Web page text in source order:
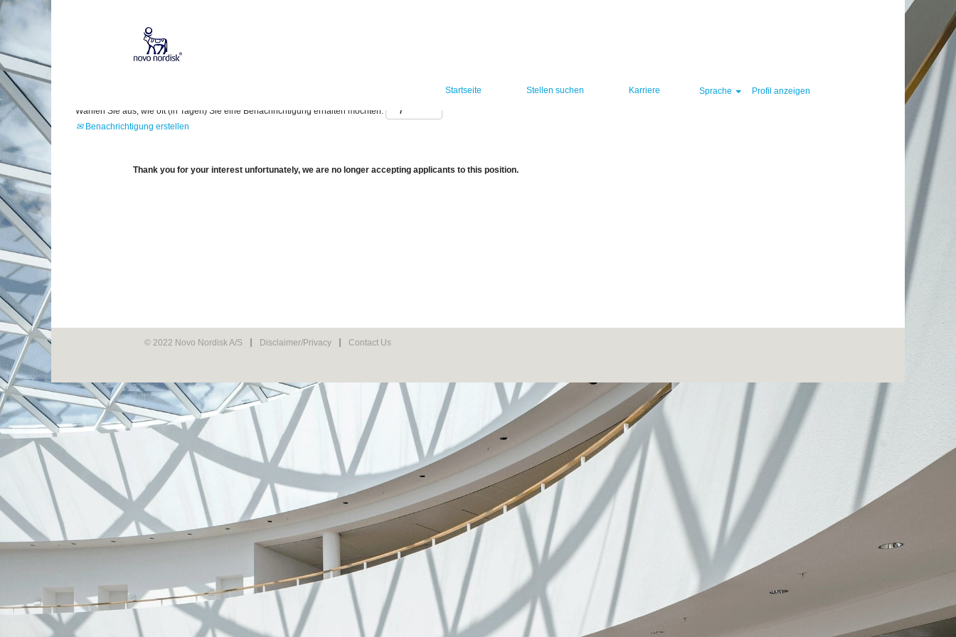
Startseite Stellen suchen Karriere Sprache Profil anzeigen
Mehr Optionen anzeigen
Wählen Sie aus, wie oft (in Tagen) Sie eine Benachrichtigung erhalten möchten:
Benachrichtigung erstellen
Thank you for your interest unfortunately, we are no longer accepting applicants to this position.
© 2022 Novo Nordisk A/S Disclaimer/Privacy Contact Us